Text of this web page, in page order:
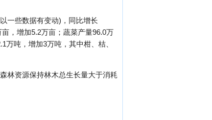
一些数据有变动)，同比增长
，增加5.2万亩；蔬菜产量96.0万
吨，增加3万吨，其中柑、桔、
林资源保持林木总生长量大于消耗